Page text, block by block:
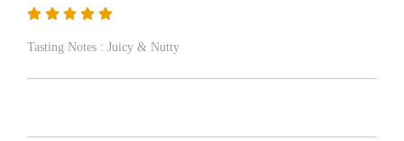
Tasting Notes : Juicy & Nutty